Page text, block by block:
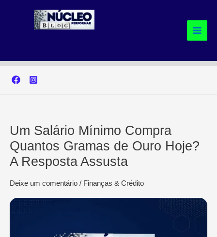
Um Salário Mínimo Compra
Quantos Gramas de Ouro Hoje?
A Resposta Assusta
Deixe um comentário / Finanças & Crédito